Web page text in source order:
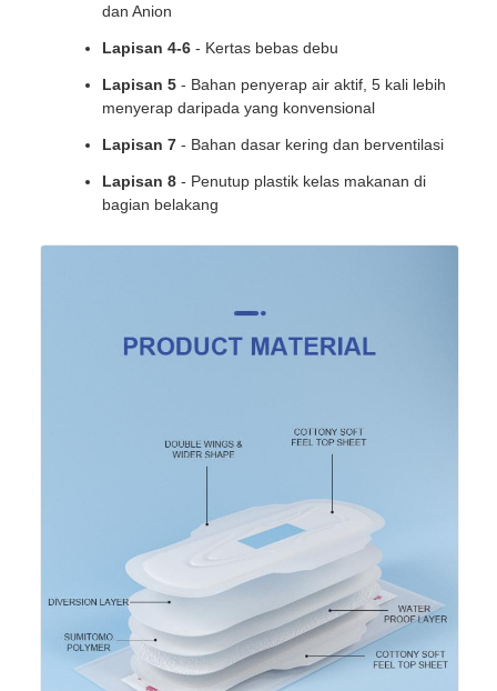
dan Anion
Lapisan 4-6 - Kertas bebas debu
Lapisan 5 - Bahan penyerap air aktif, 5 kali lebih
menyerap daripada yang konvensional
Lapisan 7 - Bahan dasar kering dan berventilasi
Lapisan 8 - Penutup plastik kelas makanan di
bagian belakang